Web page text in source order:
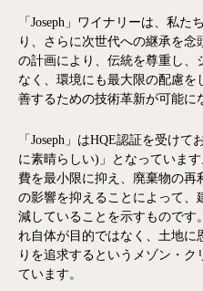
「Joseph」ワイナリーは、私
り、さらに次世代への継承を
の計画により、伝統を尊重し、
なく、環境にも最大限の配慮を
善するための技術革新が可能に
「Joseph」はHQE認証を受け
に素晴らしい)」となっていま
費を最小限に抑え、廃棄物の
の影響を抑えることによって、
減していることを示すものです
れ自体が目的ではなく、土地に
りを追求するというメゾン・
ています。